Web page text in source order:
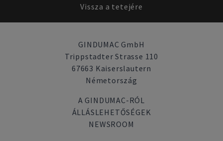
Vissza a tetejére
GINDUMAC GmbH
Trippstadter Strasse 110
67663 Kaiserslautern
Németország
A GINDUMAC-RÓL
ÁLLÁSLEHETŐSÉGEK
NEWSROOM